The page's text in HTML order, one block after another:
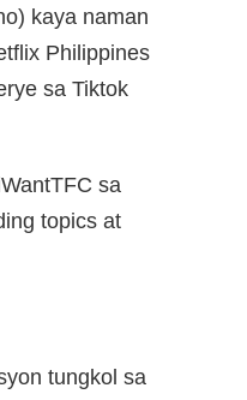
kaya naman
Philippines
sa Tiktok
sa
topics at
tungkol sa